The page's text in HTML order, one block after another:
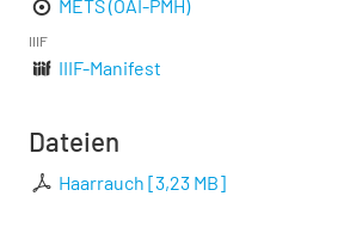
METS (OAI-PMH)
IIIF
IIIF-Manifest
Dateien
Haarrauch [3,23 MB]